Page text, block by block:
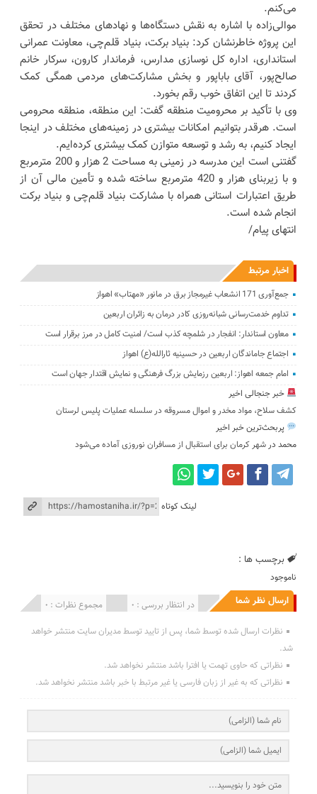
می‌کنم.
موالی‌زاده با اشاره به نقش دستگاه‌ها و نهادهای مختلف در تحقق
این پروژه خاطرنشان کرد: بنیاد برکت، بنیاد قلم‌چی، معاونت عمرانی
استانداری، اداره کل نوسازی مدارس، فرماندار کارون، سرکار خانم
صالح‌پور، آقای باباپور و بخش مشارکت‌های مردمی همگی کمک
کردند تا این اتفاق خوب رقم بخورد.
وی با تأکید بر محرومیت منطقه گفت: این منطقه، منطقه محرومی
است. هرقدر بتوانیم امکانات بیشتری در زمینه‌های مختلف در اینجا
ایجاد کنیم، به رشد و توسعه متوازن کمک بیشتری کرده‌ایم.
گفتنی است این مدرسه در زمینی به مساحت 2 هزار و 200 مترمربع
و با زیربنای هزار و 420 مترمربع ساخته شده و تأمین مالی آن از
طریق اعتبارات استانی همراه با مشارکت بنیاد قلم‌چی و بنیاد برکت
انجام شده است.
انتهای پیام/
اخبار مرتبط
جمع‌آوری 171 انشعاب غیرمجاز برق در مانور «مهتاب» اهواز
تداوم خدمت‌رسانی شبانه‌روزی کادر درمان به زائران اربعین
معاون استاندار: انفجار در شلمچه کذب است/ امنیت کامل در مرز برقرار است
اجتماع جاماندگان اربعین در حسینیه ثارالله(ع) اهواز
امام جمعه اهواز: اربعین رزمایش بزرگ فرهنگی و نمایش اقتدار جهان است
خبر جنجالی اخیر
کشف سلاح، مواد مخدر و اموال مسروقه در سلسله عملیات پلیس لرستان
پربحث‌ترین خبر اخیر
محمد درشهر کرمان برای استقبال از مسافران نوروزی آماده می‌شود
لینک کوتاه
برچسب ها :
ناموجود
ارسال نظر شما مجموع نظرات : 0 در انتظار بررسی : 0 انتشار یافته : 0
نظرات ارسال شده توسط شما، پس از تایید توسط مدیران سایت منتشر خواهد
شد.
نظراتی که حاوی تهمت یا افترا باشد منتشر نخواهد شد.
نظراتی که به غیر از زبان فارسی یا غیر مرتبط با خبر باشد منتشر نخواهد شد.